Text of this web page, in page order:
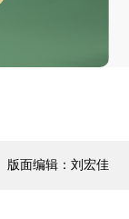
版面编辑：刘宏佳